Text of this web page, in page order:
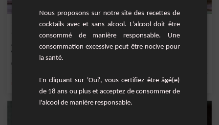
Sangria Fraise Myrtille
La célèbre Sangria rosé à base de fraise et myrtille, bien parfumée et légère en
alcool.
menthe fraîche ,sirop de canne ,eau gazeuse,vin rosé ,fraise
Nous proposons sur notre site des recettes de
cocktails avec et sans alcool. L'alcool doit être
consommé de manière responsable. Une
consommation excessive peut être nocive pour
la santé.
En cliquant sur 'Oui', vous certifiez être âgé(e)
de 18 ans ou plus et acceptez de consommer de
l'alcool de manière responsable.